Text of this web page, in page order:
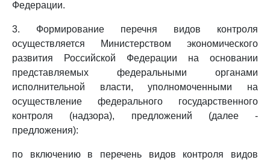
Федерации.
3. Формирование перечня видов контроля
осуществляется Министерством экономического
развития Российской Федерации на основании
представляемых федеральными органами
исполнительной власти, уполномоченными на
осуществление федерального государственного
контроля (надзора), предложений (далее -
предложения):
по включению в перечень видов контроля видов